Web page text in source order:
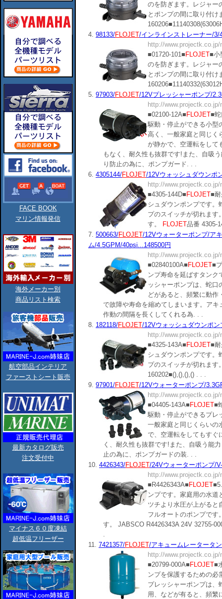
FACE BOOK
マリン情報発信
海外メーカー別
商品リスト検索
航空部品インテリア
ファーストシート販売
最新カタログ販売
注文受付中
マイナス６０度凍結
超低温フリーザー
のを防ぎます。レジャー
とポンプの間に取り付け
4. 98133/FLOJET/インラインストレーナー/3/
http://
■01720-101■ FLOJET■小
のを防ぎます。レジャー
とポンプの間に取り付け
5. 97903/FLOJET/12Vプレッシャーポンプ/
http://
■02100-12A■ FLOJET■蛇
駆動・停止ができる小型
高く、一般家庭と同じく
が静かで、空運転をして
もなく、耐久性も抜群です!また、自吸
り防止の為に、ポンプガード. . .
6. 4305144/FLOJET/12Vウォッシュダウンポ
http://
■4305-144D■ FLOJET■耐
シュダウンポンプです。
プのスイッチが切れます
す。
FLOJET品番 4305-
7. 500663/FLOJET/12Vウォーターポンプ/ア
ム/4.5GPM/40psi...148500円
http://
■02840100A■ FLOJET■
ンプ寿命を延ばすタンク
ッシャーポンプは、蛇口
どがあると、頻繁に動作
で故障や寿命を縮めてしまいます。ア
作動の間隔を長くしてくれる為. . .
8. 182118/FLOJET/12Vウォッシュダウンポ
http://
■4325-143A■ FLOJET■耐
シュダウンポンプです。
プのスイッチが切れます
160202■(),(),(),() . . .
9. 97901/FLOJET/12Vウォーターポンプ/
http://
■04405-143A■ FLOJET■
駆動・停止ができるプレ
一般家庭と同じくらいの
で、空運転をしてもすぐ
く、耐久性も抜群です!また、自吸う能
止の為に、ポンプガードの装. . .
10. 4426343/FLOJET/24Vウォーターポンプ/
http://
■R4426343A■ FLOJET
ンプです。家庭用の水道
ツチより水圧が上がると
フルオートのポンプです
す。 JABSCO R4426343A 24V 32755-
.
11. 7421357/FLOJET/アキュームレータータ
http://
■20799-000A■ FLOJET■
ンプを保護するための必
プレッシャーポンプは、
用、などが有ると、頻繁